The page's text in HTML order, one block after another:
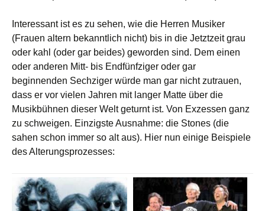
Interessant ist es zu sehen, wie die Herren Musiker
(Frauen altern bekanntlich nicht) bis in die Jetztzeit grau
oder kahl (oder gar beides) geworden sind. Dem einen
oder anderen Mitt- bis Endfünfziger oder gar
beginnenden Sechziger würde man gar nicht zutrauen,
dass er vor vielen Jahren mit langer Matte über die
Musikbühnen dieser Welt geturnt ist. Von Exzessen ganz
zu schweigen. Einzigste Ausnahme: die Stones (die
sahen schon immer so alt aus). Hier nun einige Beispiele
des Alterungsprozesses: